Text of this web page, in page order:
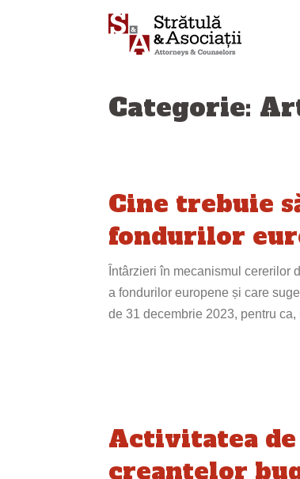
Categorie:
Cine trebuie
fondurilor
Întârzieri în mecanismul cererilor
a fondurilor europene și care
de 31 decembrie 2023, pentru
Activitatea
creanțelor